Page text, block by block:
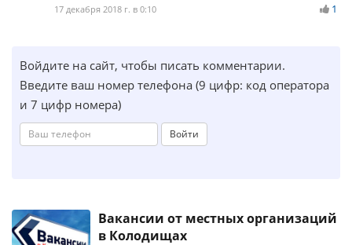
17 декабря 2018 г. в 0:10 1
Войдите на сайт, чтобы писать комментарии.
Введите ваш номер телефона (9 цифр: код оператора
и 7 цифр номера)
Войти
Вакансии от местных организаций
в Колодищах